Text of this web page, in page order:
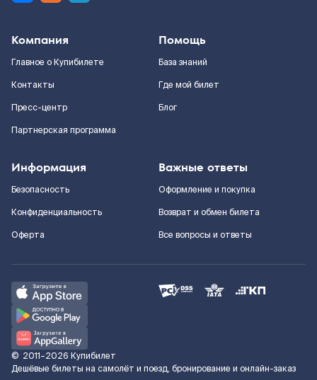
Компания
Главное о Купибилете
Контакты
Пресс-центр
Партнерская программа
Помощь
База знаний
Где мой билет
Блог
Информация
Безопасность
Конфиденциальность
Оферта
Важные ответы
Оформление и покупка
Возврат и обмен билета
Все вопросы и ответы
© 2011–2026 Купибилет
Дешёвые билеты на самолёт и поезд, бронирование и онлайн-заказ